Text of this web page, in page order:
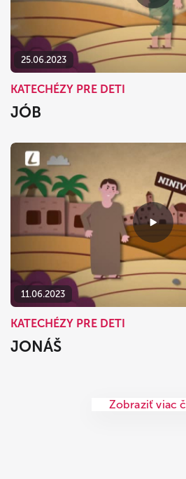
25.06.2023
KATECHÉZY PRE DETI
JÓB
11.06.2023
KATECHÉZY PRE DETI
JONÁŠ
Zobraziť viac